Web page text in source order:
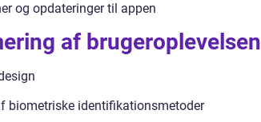
og opdateringer til appen
af brugeroplevelsen
biometriske identifikationsmetoder